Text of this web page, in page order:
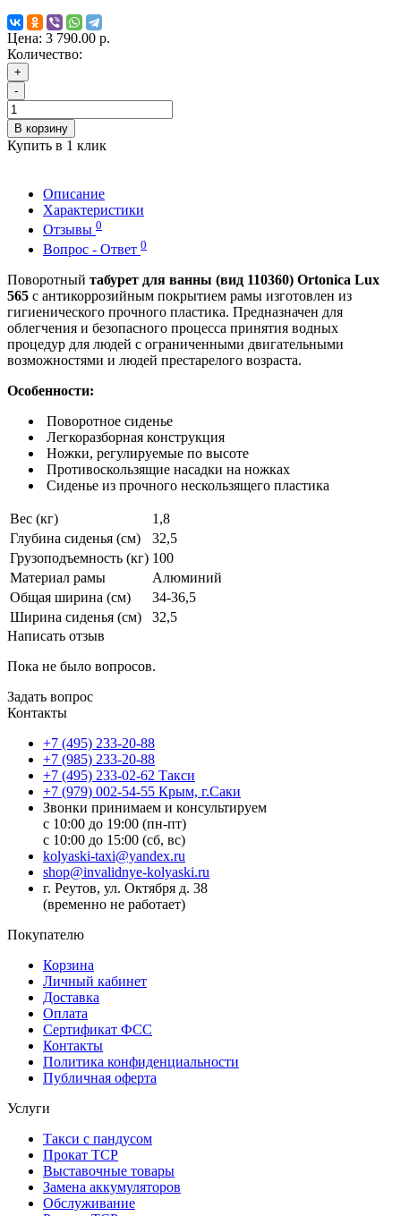
Цена: 3 790.00 р.
Количество:
+
-
В корзину
Купить в 1 клик
Описание
Характеристики
Отзывы 0
Вопрос - Ответ 0
Поворотный табурет для ванны (вид 110360) Ortonica Lux
565 с антикоррозийным покрытием рамы изготовлен из
гигиенического прочного пластика. Предназначен для
облегчения и безопасного процесса принятия водных
процедур для людей с ограниченными двигательными
возможностями и людей престарелого возраста.
Особенности:
Поворотное сиденье
Легкоразборная конструкция
Ножки, регулируемые по высоте
Противоскользящие насадки на ножках
Сиденье из прочного нескользящего пластика
Вес (кг)
1,8
Глубина сиденья (см)
32,5
Грузоподъемность (кг) 100
Материал рамы
Алюминий
Общая ширина (см)
34-36,5
Ширина сиденья (см)
32,5
Написать отзыв
Пока не было вопросов.
Задать вопрос
Контакты
+7 (495) 233-20-88
+7 (985) 233-20-88
+7 (495) 233-02-62 Такси
+7 (979) 002-54-55 Крым, г.Саки
Звонки принимаем и консультируем
с 10:00 до 19:00 (пн-пт)
с 10:00 до 15:00 (сб, вс)
kolyaski-taxi@yandex.ru
shop@invalidnye-kolyaski.ru
г. Реутов, ул. Октября д. 38
(временно не работает)
Покупателю
Корзина
Личный кабинет
Доставка
Оплата
Сертификат ФСС
Контакты
Политика конфиденциальности
Публичная оферта
Услуги
Такси с пандусом
Прокат ТСР
Выставочные товары
Замена аккумуляторов
Обслуживание